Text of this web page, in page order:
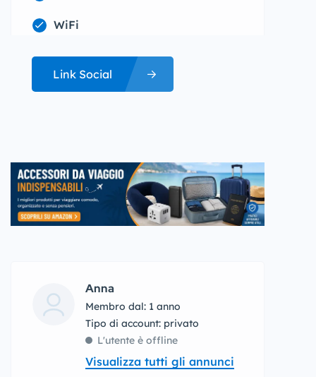
WiFi
Link Social
Anna
Membro dal: 1 anno
tipo di account: privato
L'utente è offline
Visualizza tutti gli annunci